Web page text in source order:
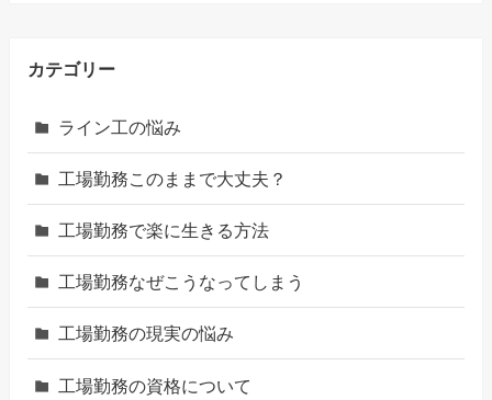
カテゴリー
ライン工の悩み
工場勤務このままで大丈夫？
工場勤務で楽に生きる方法
工場勤務なぜこうなってしまう
工場勤務の現実の悩み
工場勤務の資格について